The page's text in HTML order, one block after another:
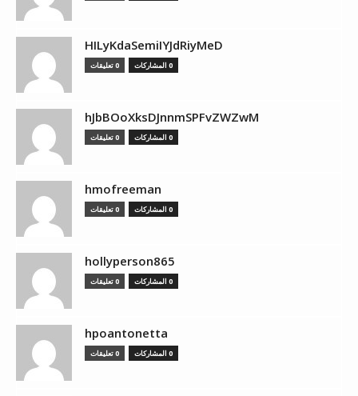
HILyKdaSemiIYJdRiyMeD
0 المشاركات 0 تعليقات
hJbBOoXksDJnnmSPFvZWZwM
0 المشاركات 0 تعليقات
hmofreeman
0 المشاركات 0 تعليقات
hollyperson865
0 المشاركات 0 تعليقات
hpoantonetta
0 المشاركات 0 تعليقات